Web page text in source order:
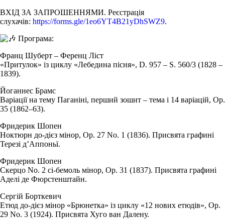
ВХІД ЗА ЗАПРОШЕННЯМИ. Реєстрація
слухачів: https://forms.gle/1eo6YT4B21yDhSWZ9.
Програма:
Франц Шуберт – Ференц Ліст
«Притулок» із циклу «Лебедина пісня», D. 957 – S. 560/3 (1828 –
1839).
Йоганнес Брамс
Варіації на тему Паганіні, перший зошит – тема і 14 варіацій, Op.
35 (1862–63).
Фридерик Шопен
Ноктюрн до-дієз мінор, Op. 27 No. 1 (1836). Присвята графині
Терезі дʼАппоньї.
Фридерик Шопен
Скерцо No. 2 сі-бемоль мінор, Op. 31 (1837). Присвята графині
Аделі де Фюрстенштайн.
Сергій Борткевич
Етюд до-дієз мінор «Брюнетка» із циклу «12 нових етюдів», Op.
29 No. 3 (1924). Присвята Хуго ван Далену.